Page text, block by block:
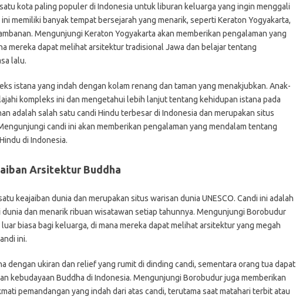
kota paling populer di Indonesia untuk liburan keluarga yang ingin menggali
ini memiliki banyak tempat bersejarah yang menarik, seperti Keraton Yogyakarta,
Mengunjungi Keraton Yogyakarta akan memberikan pengalaman yang
mereka dapat melihat arsitektur tradisional Jawa dan belajar tentang
lalu.
istana yang indah dengan kolam renang dan taman yang menakjubkan. Anak-
kompleks ini dan mengetahui lebih lanjut tentang kehidupan istana pada
adalah salah satu candi Hindu terbesar di Indonesia dan merupakan situs
candi ini akan memberikan pengalaman yang mendalam tentang
di Indonesia.
Arsitektur Buddha
keajaiban dunia dan merupakan situs warisan dunia UNESCO. Candi ini adalah
dan menarik ribuan wisatawan setiap tahunnya. Mengunjungi Borobudur
biasa bagi keluarga, di mana mereka dapat melihat arsitektur yang megah
ini.
dengan ukiran dan relief yang rumit di dinding candi, sementara orang tua dapat
kebudayaan Buddha di Indonesia. Mengunjungi Borobudur juga memberikan
pemandangan yang indah dari atas candi, terutama saat matahari terbit atau